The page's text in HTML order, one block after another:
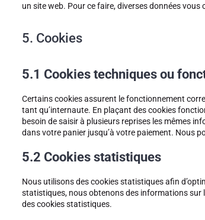
un site web. Pour ce faire, diverses données
5. Cookies
5.1 Cookies techniques ou
Certains cookies assurent le fonctionnement
tant qu’internaute. En plaçant des cookies
besoin de saisir à plusieurs reprises les mêmes
dans votre panier jusqu’à votre paiement. Nous
5.2 Cookies statistiques
Nous utilisons des cookies statistiques afin
statistiques, nous obtenons des informations sur
des cookies statistiques.